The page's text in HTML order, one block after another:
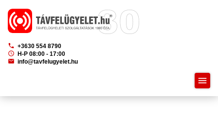
phone +3630 554 8790
schedule
H-P 08:00 - 17:00
mail info@tavfelugyelet.hu
menu